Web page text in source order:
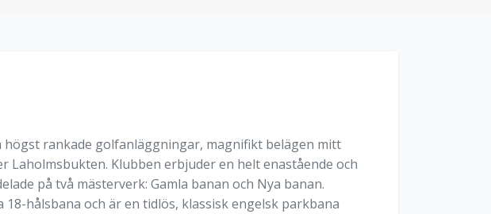
högst rankade golfanläggningar, magnifikt belägen mitt
Laholmsbukten. Klubben erbjuder en helt enastående och
på två mästerverk: Gamla banan och Nya banan.
hålsbana och är en tidlös, klassisk engelsk parkbana